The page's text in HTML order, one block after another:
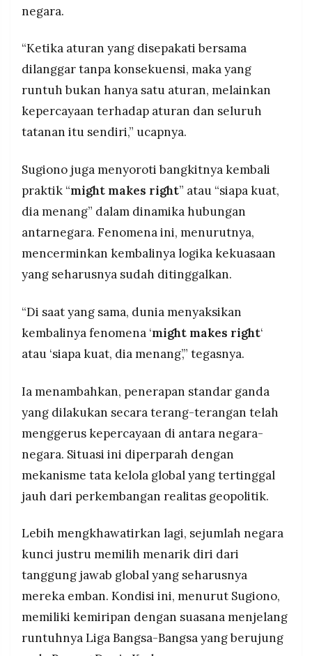
negara.
“Ketika aturan yang disepakati bersama
dilanggar tanpa konsekuensi, maka yang
runtuh bukan hanya satu aturan, melainkan
kepercayaan terhadap aturan dan seluruh
tatanan itu sendiri,” ucapnya.
Sugiono juga menyoroti bangkitnya kembali
praktik “might makes right” atau “siapa kuat,
dia menang” dalam dinamika hubungan
antarnegara. Fenomena ini, menurutnya,
mencerminkan kembalinya logika kekuasaan
yang seharusnya sudah ditinggalkan.
“Di saat yang sama, dunia menyaksikan
kembalinya fenomena ‘might makes right‘
atau ‘siapa kuat, dia menang’,” tegasnya.
Ia menambahkan, penerapan standar ganda
yang dilakukan secara terang-terangan telah
menggerus kepercayaan di antara negara-
negara. Situasi ini diperparah dengan
mekanisme tata kelola global yang tertinggal
jauh dari perkembangan realitas geopolitik.
Lebih mengkhawatirkan lagi, sejumlah negara
kunci justru memilih menarik diri dari
tanggung jawab global yang seharusnya
mereka emban. Kondisi ini, menurut Sugiono,
memiliki kemiripan dengan suasana menjelang
runtuhnya Liga Bangsa-Bangsa yang berujung